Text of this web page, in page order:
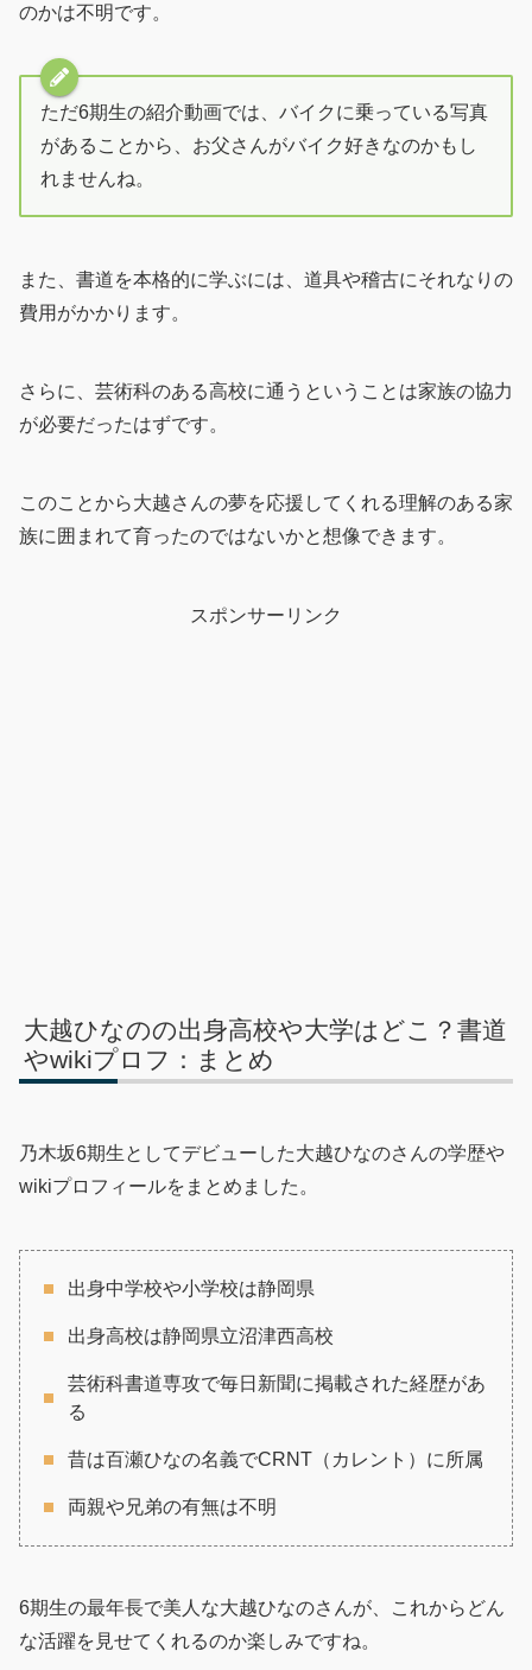
のかは不明です。
ただ6期生の紹介動画では、バイクに乗っている写真
があることから、お父さんがバイク好きなのかもし
れませんね。
また、書道を本格的に学ぶには、道具や稽古にそれなりの
費用がかかります。
さらに、芸術科のある高校に通うということは家族の協力
が必要だったはずです。
このことから大越さんの夢を応援してくれる理解のある家
族に囲まれて育ったのではないかと想像できます。
スポンサーリンク
大越ひなのの出身高校や大学はどこ？書道
やwikiプロフ：まとめ
乃木坂6期生としてデビューした大越ひなのさんの学歴や
wikiプロフィールをまとめました。
出身中学校や小学校は静岡県
出身高校は静岡県立沼津西高校
芸術科書道専攻で毎日新聞に掲載された経歴があ
る
昔は百瀬ひなの名義でCRNT（カレント）に所属
両親や兄弟の有無は不明
6期生の最年長で美人な大越ひなのさんが、これからどん
な活躍を見せてくれるのか楽しみですね。